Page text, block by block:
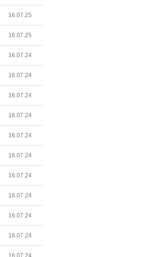
16.07.25
16.07.25
16.07.24
16.07.24
16.07.24
16.07.24
16.07.24
16.07.24
16.07.24
16.07.24
16.07.24
16.07.24
16.07.24